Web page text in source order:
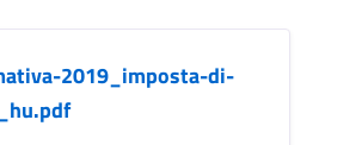
2019_imposta-di-